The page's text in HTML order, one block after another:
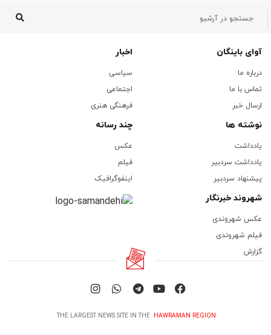
آوای باینگان
درباره ما
تماس با ما
ارسال خبر
اخبار
سیاسی
اجتماعی
فرهنگی هنری
نوشته ها
یادداشت
یادداشت سردبیر
پیشنهاد سردبیر
چند رسانه
عکس
فیلم
اینفوگرافیک
شهروند خبرنگار
عکس شهروندی
فیلم شهروندی
گزارش
THE LARGEST NEWS SITE IN THE HAWRAMAN REGION